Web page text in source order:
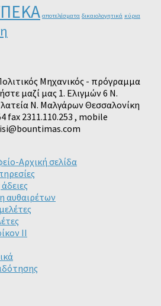
αποτελέσματα δικαιολογητικά κύρια
Μηχανικός - πρόγραμμα
μαζί μας 1. Ελιγμών 6 Ν.
Ν. Μαλγάρων Θεσσαλονίκη
fax 2311.110.253 , mobile
Αρχική σελίδα
αυθαιρέτων
II